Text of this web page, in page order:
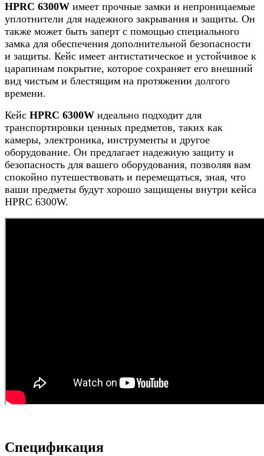
HPRC 6300W имеет прочные замки и непроницаемые
уплотнители для надежного закрывания и защиты. Он
также может быть заперт с помощью специального
замка для обеспечения дополнительной безопасности
и защиты. Кейс имеет антистатическое и устойчивое к
царапинам покрытие, которое сохраняет его внешний
вид чистым и блестящим на протяжении долгого
времени.
Кейс HPRC 6300W идеально подходит для
транспортировки ценных предметов, таких как
камеры, электроника, инструменты и другое
оборудование. Он предлагает надежную защиту и
безопасность для вашего оборудования, позволяя вам
спокойно путешествовать и перемещаться, зная, что
ваши предметы будут хорошо защищены внутри кейса
HPRC 6300W.
Спецификация